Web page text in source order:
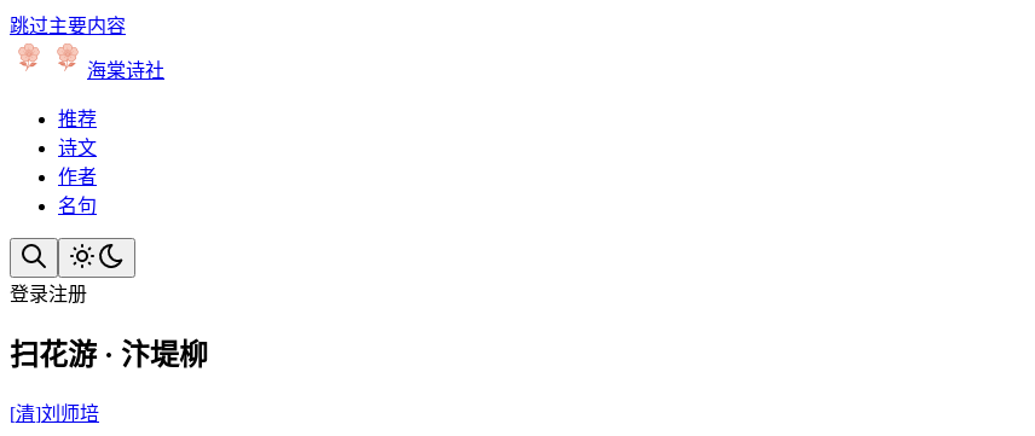
跳过主要内容
海棠诗社
推荐
诗文
作者
名句
登录注册
扫花游 · 汴堤柳
[清]刘师培